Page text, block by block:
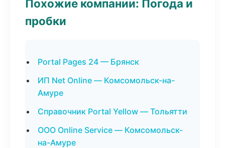
Похожие компании: Погода и
пробки
Portal Pages 24 — Брянск
ИП Net Online — Комсомольск-на-
Амуре
Справочник Portal Yellow — Тольятти
ООО Online Service — Комсомольск-
на-Амуре